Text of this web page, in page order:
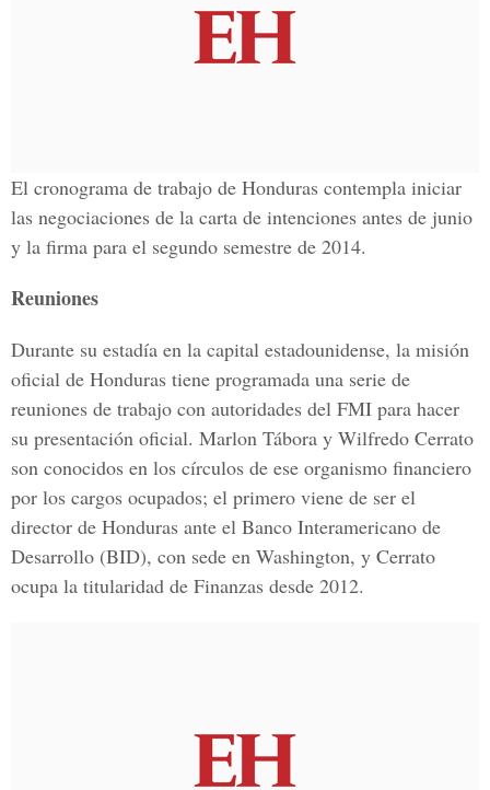
El cronograma de trabajo de Honduras contempla iniciar
las negociaciones de la carta de intenciones antes de junio
y la firma para el segundo semestre de 2014.
Reuniones
Durante su estadía en la capital estadounidense, la misión
oficial de Honduras tiene programada una serie de
reuniones de trabajo con autoridades del FMI para hacer
su presentación oficial. Marlon Tábora y Wilfredo Cerrato
son conocidos en los círculos de ese organismo financiero
por los cargos ocupados; el primero viene de ser el
director de Honduras ante el Banco Interamericano de
Desarrollo (BID), con sede en Washington, y Cerrato
ocupa la titularidad de Finanzas desde 2012.